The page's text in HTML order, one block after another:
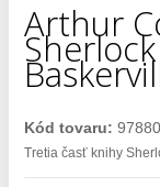
Arthur
Kód tovaru:
Tretia časť knihy